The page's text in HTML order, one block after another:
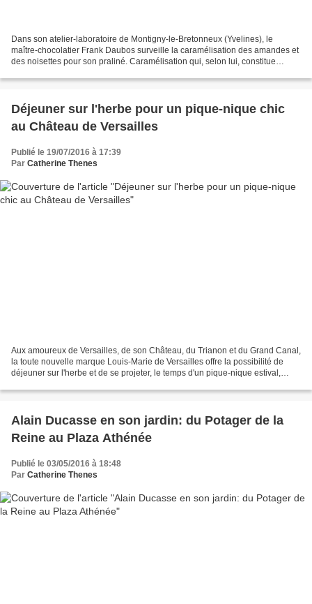
Dans son atelier-laboratoire de Montigny-le-Bretonneux (Yvelines), le
maître-chocolatier Frank Daubos surveille la caramélisation des amandes et
des noisettes pour son praliné. Caramélisation qui, selon lui, constitue
Déjeuner sur l'herbe pour un pique-nique chic
au Château de Versailles
Publié le 19/07/2016 à 17:39
Par Catherine Thenes
Aux amoureux de Versailles, de son Château, du Trianon et du Grand Canal,
la toute nouvelle marque Louis-Marie de Versailles offre la possibilité de
déjeuner sur l'herbe et de se projeter, le temps d'un pique-nique estival,
Alain Ducasse en son jardin: du Potager de la
Reine au Plaza Athénée
Publié le 03/05/2016 à 18:48
Par Catherine Thenes